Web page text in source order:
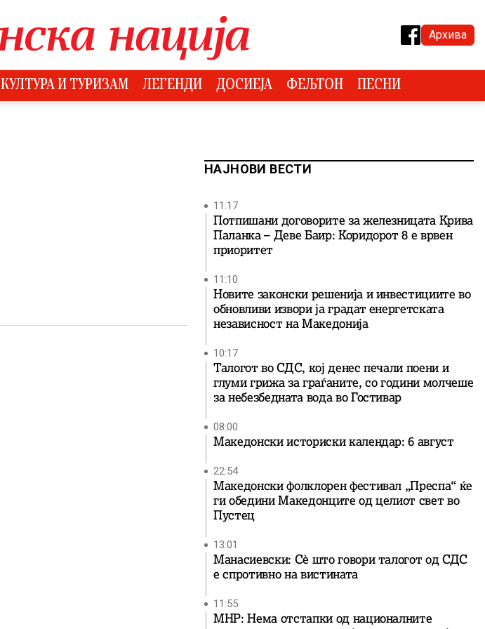
Архива
КУЛТУРА И ТУРИЗАМ ЛЕГЕНДИ ДОСИЕЈА ФЕЉТОН ПЕСНИ
НАЈНОВИ ВЕСТИ
11:17
Потпишани договорите за железницата Крива
Паланка – Деве Баир: Коридорот 8 е врвен
приоритет
11:10
Новите законски решенија и инвестициите во
обновливи извори ја градат енергетската
независност на Македонија
10:17
Талогот во СДС, кој денес печали поени и
глуми грижа за граѓаните, со години молчеше
за небезбедната вода во Гостивар
08:00
Македонски историски календар: 6 август
22:54
Македонски фолклорен фестивал „Преспа“ ќе
ги обедини Македонците од целиот свет во
Пустец
13:01
Манасиевски: Сè што говори талогот од СДС
е спротивно на вистината
11:55
МНР: Нема отстапки од националните